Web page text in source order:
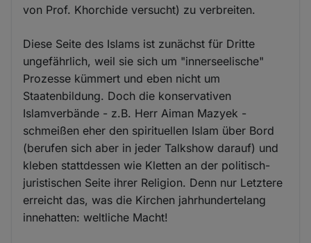
von Prof. Khorchide versucht) zu verbreiten.
Diese Seite des Islams ist zunächst für Dritte
ungefährlich, weil sie sich um "innerseelische"
Prozesse kümmert und eben nicht um
Staatenbildung. Doch die konservativen
Islamverbände - z.B. Herr Aiman Mazyek -
schmeißen eher den spirituellen Islam über Bord
(berufen sich aber in jeder Talkshow darauf) und
kleben stattdessen wie Kletten an der politisch-
juristischen Seite ihrer Religion. Denn nur Letztere
erreicht das, was die Kirchen jahrhundertelang
innehatten: weltliche Macht!